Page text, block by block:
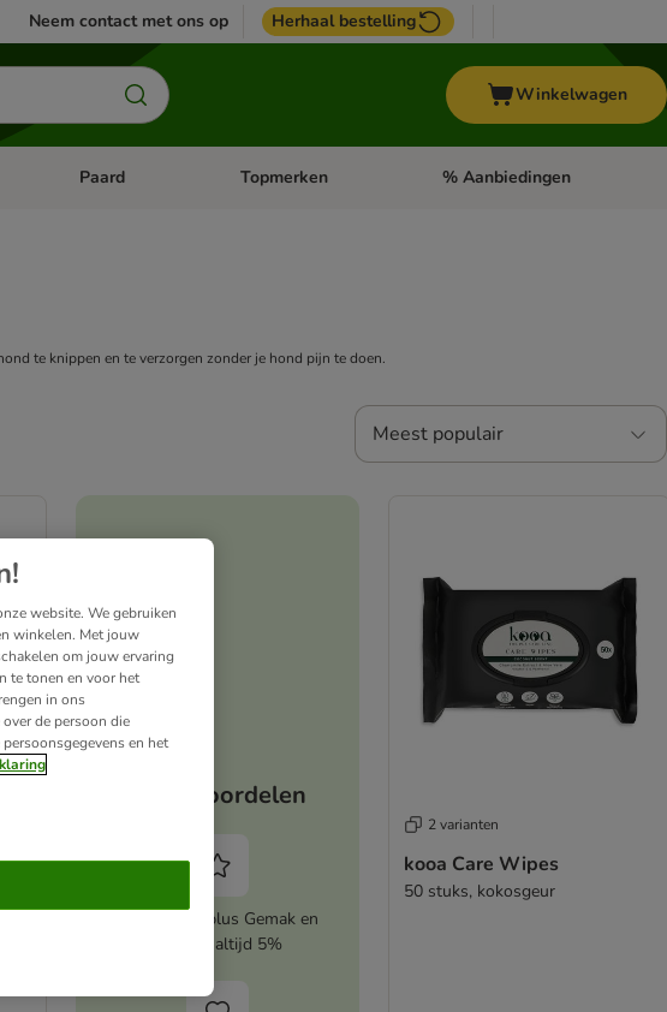
Neem contact met ons op Herhaal bestelling
Winkelwagen
menu: VisOpen categorie menu: Vogel
Paard Open categorie menu: Paard
Topmerken Open categorie menu:
% Aanbiedingen
te knippen en te verzorgen zonder je hond pijn te doen.
Meest populair
Jouw voordelen
Activeer zooplus Gemak en
bespaar altijd 5%
2 varianten
kooa Care Wipes
50 stuks, kokosgeur
website. We gebruiken
winkelen. Met jouw
om jouw ervaring
te tonen en voor het
in ons
de persoon die
en het